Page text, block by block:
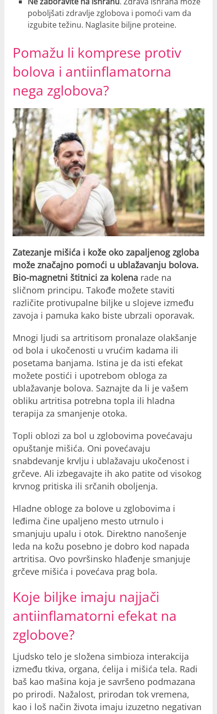
poboljšati zdravlje zglobova i pomoći vam da
izgubite težinu. Naglasite biljne proteine.
Pomažu li komprese protiv
bolova i antiinflamatorna
nega zglobova?
Zatezanje mišića i kože oko zapaljenog zgloba
može značajno pomoći u ublažavanju bolova.
Bio-magnetni štitnici za kolena rade na
sličnom principu. Takođe možete staviti
različite protivupalne biljke u slojeve između
zavoja i pamuka kako biste ubrzali oporavak.
Mnogi ljudi sa artritisom pronalaze olakšanje
od bola i ukočenosti u vrućim kadama ili
posetama banjama. Istina je da isti efekat
možete postići i upotrebom obloga za
ublažavanje bolova. Saznajte da li je vašem
obliku artritisa potrebna topla ili hladna
terapija za smanjenje otoka.
Topli oblozi za bol u zglobovima povećavaju
opuštanje mišića. Oni povećavaju
snabdevanje krvlju i ublažavaju ukočenost i
grčeve. Ali izbegavajte ih ako patite od visokog
krvnog pritiska ili srčanih oboljenja.
Hladne obloge za bolove u zglobovima i
leđima čine upaljeno mesto utrnulo i
smanjuju upalu i otok. Direktno nanošenje
leda na kožu posebno je dobro kod napada
artritisa. Ovo površinsko hlađenje smanjuje
grčeve mišića i povećava prag bola.
Koje biljke imaju najjači
antiinflamatorni efekat na
zglobove?
Ljudsko telo je složena simbioza interakcija
između tkiva, organa, ćelija i mišića tela. Radi
baš kao mašina koja je savršeno podmazana
po prirodi. Nažalost, prirodan tok vremena,
kao i loš način života imaju izuzetno negativan